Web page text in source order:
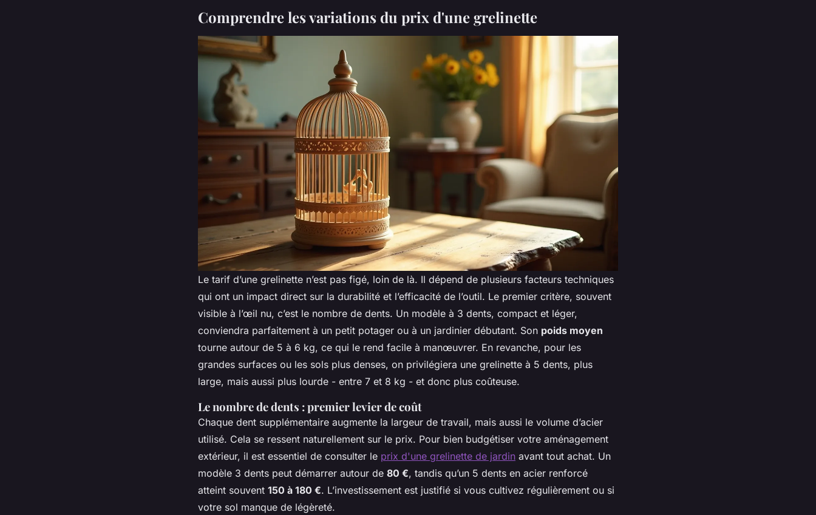
Comprendre les variations du prix d'une grelinette
Le tarif d’une grelinette n’est pas figé, loin de là. Il dépend de plusieurs facteurs techniques
qui ont un impact direct sur la durabilité et l’efficacité de l’outil. Le premier critère, souvent
visible à l’œil nu, c’est le nombre de dents. Un modèle à 3 dents, compact et léger,
conviendra parfaitement à un petit potager ou à un jardinier débutant. Son poids moyen
tourne autour de 5 à 6 kg, ce qui le rend facile à manœuvrer. En revanche, pour les
grandes surfaces ou les sols plus denses, on privilégiera une grelinette à 5 dents, plus
large, mais aussi plus lourde - entre 7 et 8 kg - et donc plus coûteuse.
Le nombre de dents : premier levier de coût
Chaque dent supplémentaire augmente la largeur de travail, mais aussi le volume d’acier
utilisé. Cela se ressent naturellement sur le prix. Pour bien budgétiser votre aménagement
extérieur, il est essentiel de consulter le prix d'une grelinette de jardin avant tout achat. Un
modèle 3 dents peut démarrer autour de 80 €, tandis qu’un 5 dents en acier renforcé
atteint souvent 150 à 180 €. L’investissement est justifié si vous cultivez régulièrement ou si
votre sol manque de légèreté.